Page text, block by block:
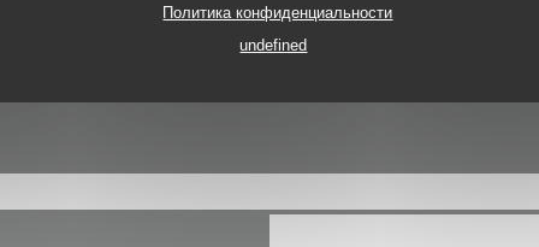
Политика конфиденциальности
undefined
20 60 30 03
Facebook ((открывается в
Instagram